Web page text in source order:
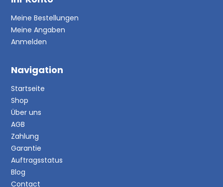
Meine Bestellungen
Meine Angaben
Anmelden
Navigation
Startseite
Shop
Über uns
AGB
Zahlung
Garantie
Auftragsstatus
Blog
Contact